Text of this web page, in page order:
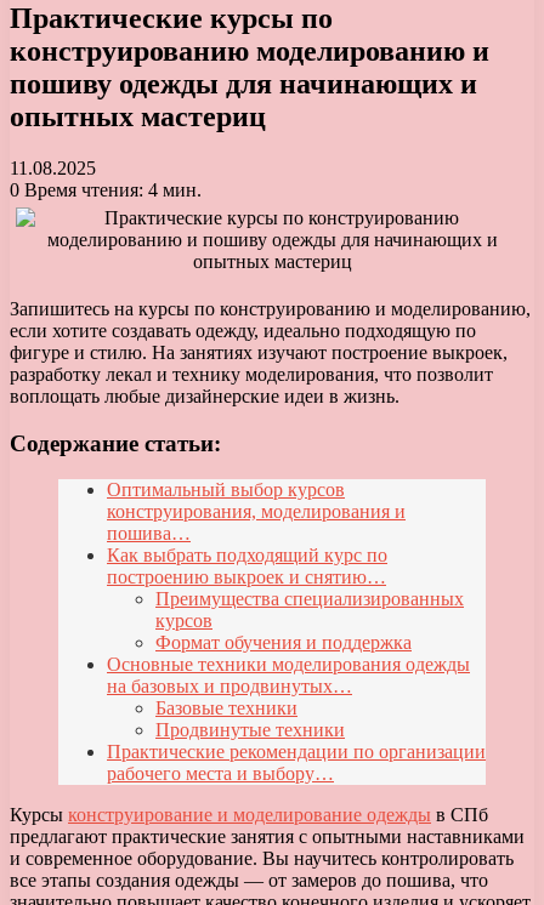
Практические курсы по
конструированию моделированию и
пошиву одежды для начинающих и
опытных мастериц
11.08.2025
0 Время чтения: 4 мин.
Запишитесь на курсы по конструированию и моделированию,
если хотите создавать одежду, идеально подходящую по
фигуре и стилю. На занятиях изучают построение выкроек,
разработку лекал и технику моделирования, что позволит
воплощать любые дизайнерские идеи в жизнь.
Содержание статьи:
Оптимальный выбор курсов
конструирования, моделирования и
пошива…
Как выбрать подходящий курс по
построению выкроек и снятию…
Преимущества специализированных
курсов
Формат обучения и поддержка
Основные техники моделирования одежды
на базовых и продвинутых…
Базовые техники
Продвинутые техники
Практические рекомендации по организации
рабочего места и выбору…
Курсы конструирование и моделирование одежды в СПб
предлагают практические занятия с опытными наставниками
и современное оборудование. Вы научитесь контролировать
все этапы создания одежды — от замеров до пошива, что